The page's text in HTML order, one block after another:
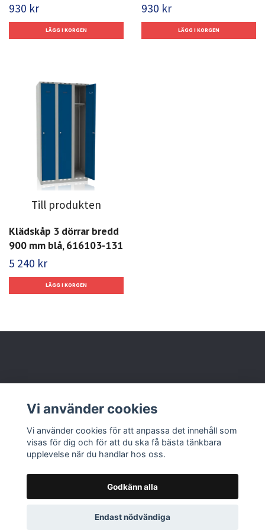
930 kr 930 kr
Till produkten
Klädskåp 3 dörrar bredd
900 mm blå, 616103-131
5 240 kr
Läs mer
© 2026 Nolbox AB
Vi använder cookies
Vi använder cookies för att anpassa det innehåll som
visas för dig och för att du ska få bästa tänkbara
upplevelse när du handlar hos oss.
Godkänn alla
Endast nödvändiga